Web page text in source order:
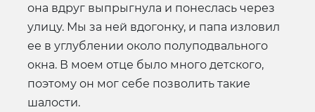
она вдруг выпрыгнула и понеслась через
улицу. Мы за ней вдогонку, и папа изловил
ее в углублении около полуподвального
окна. В моем отце было много детского,
поэтому он мог себе позволить такие
шалости.